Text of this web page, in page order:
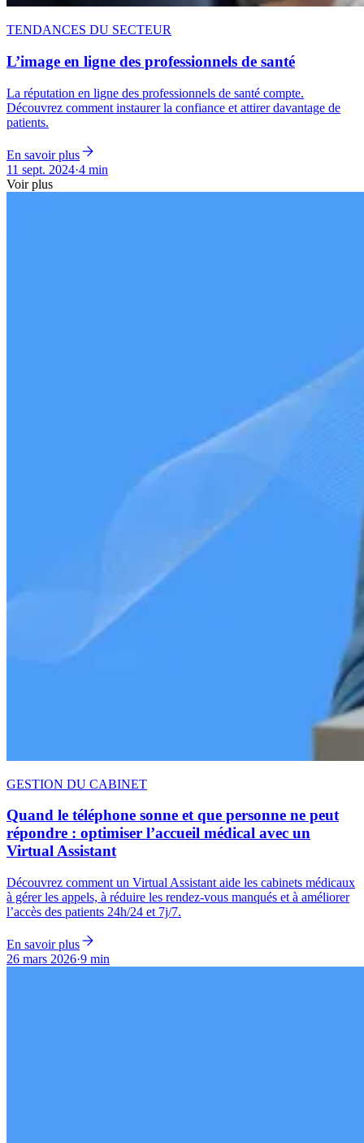
TENDANCES DU SECTEUR
L’image en ligne des professionnels de santé
La réputation en ligne des professionnels de santé compte.
Découvrez comment instaurer la confiance et attirer davantage de
patients.
En savoir plus
11 sept. 2024·4 min
Voir plus
GESTION DU CABINET
Quand le téléphone sonne et que personne ne peut
répondre : optimiser l’accueil médical avec un
Virtual Assistant
Découvrez comment un Virtual Assistant aide les cabinets médicaux
à gérer les appels, à réduire les rendez-vous manqués et à améliorer
l’accès des patients 24h/24 et 7j/7.
En savoir plus
26 mars 2026·9 min